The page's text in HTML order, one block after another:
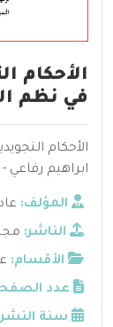
الأحكام
في نظم
الأحكام
ابراهيم رفاعي
المؤلف:
الناشر:
الأقسام:
عدد
سنة